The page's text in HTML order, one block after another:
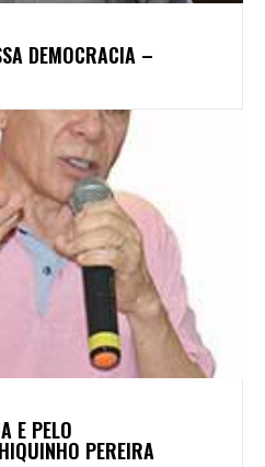
DEMOCRACIA –
E PELO
PEREIRA